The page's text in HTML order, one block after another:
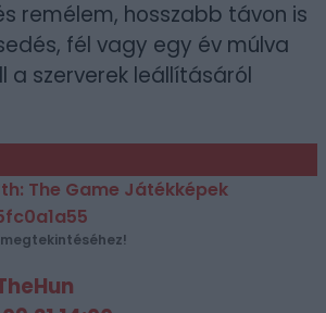
remélem, hosszabb távon is
fél vagy egy év múlva
a szerverek leállításáról